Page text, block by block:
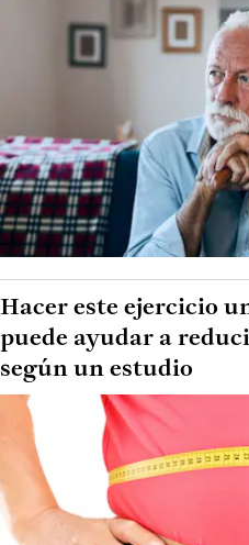
Hacer este ejercicio
puede ayudar a
según un estudio